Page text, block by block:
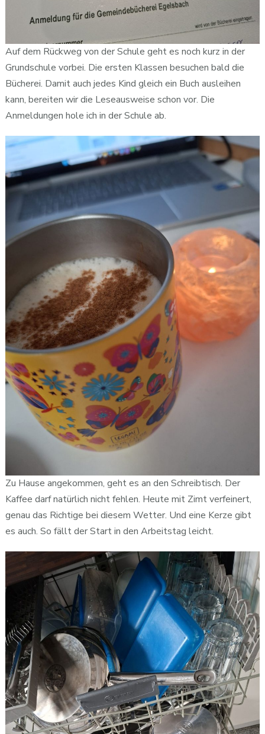
Auf dem Rückweg von der Schule geht es noch kurz in der
Grundschule vorbei. Die ersten Klassen besuchen bald die
Bücherei. Damit auch jedes Kind gleich ein Buch ausleihen
kann, bereiten wir die Leseausweise schon vor. Die
Anmeldungen hole ich in der Schule ab.
Zu Hause angekommen, geht es an den Schreibtisch. Der
Kaffee darf natürlich nicht fehlen. Heute mit Zimt verfeinert,
genau das Richtige bei diesem Wetter. Und eine Kerze gibt
es auch. So fällt der Start in den Arbeitstag leicht.